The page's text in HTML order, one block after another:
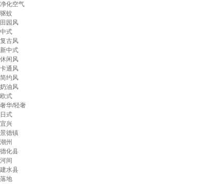
净化空气
驱蚊
田园风
中式
复古风
新中式
休闲风
卡通风
简约风
奶油风
欧式
奢华/轻奢
日式
宜兴
景德镇
潮州
德化县
河间
建水县
落地